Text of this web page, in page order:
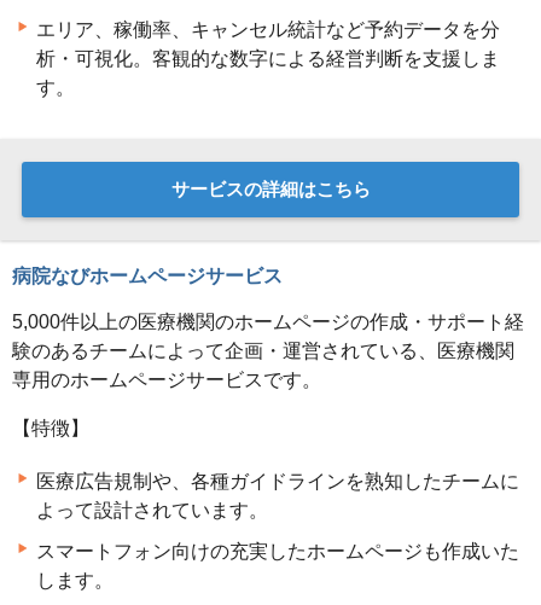
エリア、稼働率、キャンセル統計など予約データを分
析・可視化。客観的な数字による経営判断を支援しま
す。
サービスの詳細はこちら
病院なびホームページサービス
5,000件以上の医療機関のホームページの作成・サポート経
験のあるチームによって企画・運営されている、医療機関
専用のホームページサービスです。
【特徴】
医療広告規制や、各種ガイドラインを熟知したチームに
よって設計されています。
スマートフォン向けの充実したホームページも作成いた
します。